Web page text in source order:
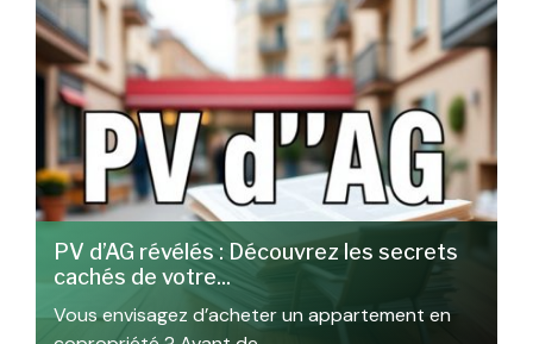
PV d’AG révélés : Découvrez les secrets
cachés de votre...
Vous envisagez d’acheter un appartement en